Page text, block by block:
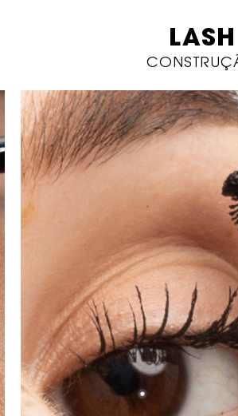
LASH